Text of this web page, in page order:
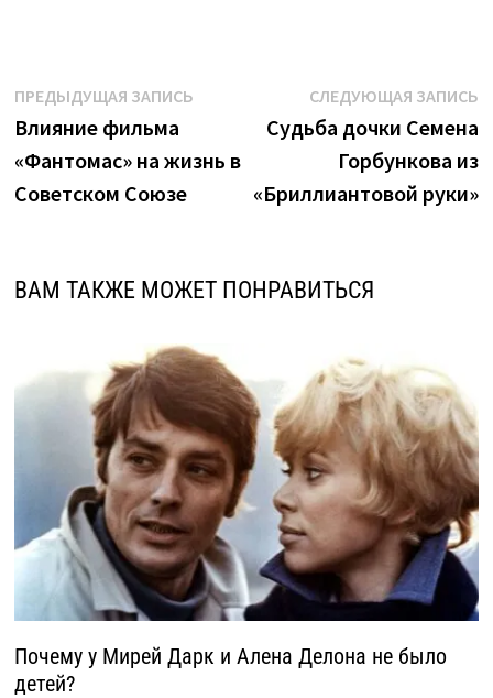
Навигация
по
записям
ПРЕДЫДУЩАЯ ЗАПИСЬПредыдущая
Влияние фильма
«Фантомас» на жизнь в
Советском Союзе
СЛЕДУЮЩАЯ ЗАПИСЬ
Судьба дочки Семена
Горбункова из
«Бриллиантовой руки»
ВАМ ТАКЖЕ МОЖЕТ ПОНРАВИТЬСЯ
Почему у Мирей Дарк и Алена Делона не было
детей?